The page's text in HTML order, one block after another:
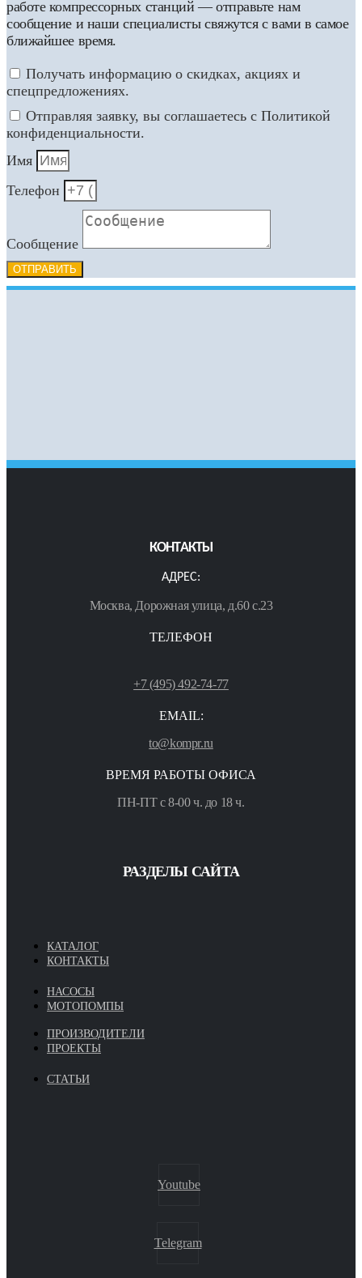
работе компрессорных станций — отправьте нам
сообщение и наши специалисты свяжутся с вами в самое
ближайшее время.
Получать информацию о скидках, акциях и
спецпредложениях.
Отправляя заявку, вы соглашаетесь с Политикой
конфиденциальности.
Имя
Телефон
Сообщение
ОТПРАВИТЬ
КОНТАКТЫ
АДРЕС:
Москва, Дорожная улица, д.60 с.23
ТЕЛЕФОН
+7 (495) 492-74-77
EMAIL:
to@kompr.ru
ВРЕМЯ РАБОТЫ ОФИСА
ПН-ПТ с 8-00 ч. до 18 ч.
РАЗДЕЛЫ САЙТА
КАТАЛОГ
КОНТАКТЫ
НАСОСЫ
МОТОПОМПЫ
ПРОИЗВОДИТЕЛИ
ПРОЕКТЫ
СТАТЬИ
Youtube
Telegram